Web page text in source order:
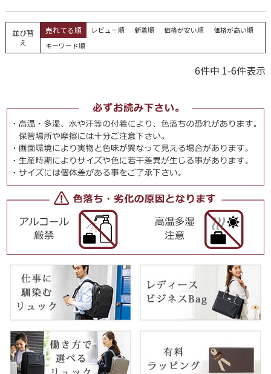
並び替
え
売れてる順 レビュー順 新着順 価格が安い順
価格が高い順
キーワード順
6件中 1-6件表示